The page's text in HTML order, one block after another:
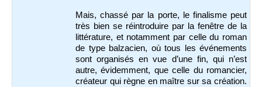
Mais, chassé par la porte, le finalisme peut
très bien se réintroduire par la fenêtre de la
littérature, et notamment par celle du roman
de type balzacien, où tous les événements
sont organisés en vue d’une fin, qui n’est
autre, évidemment, que celle du romancier,
créateur qui règne en maître sur sa création.